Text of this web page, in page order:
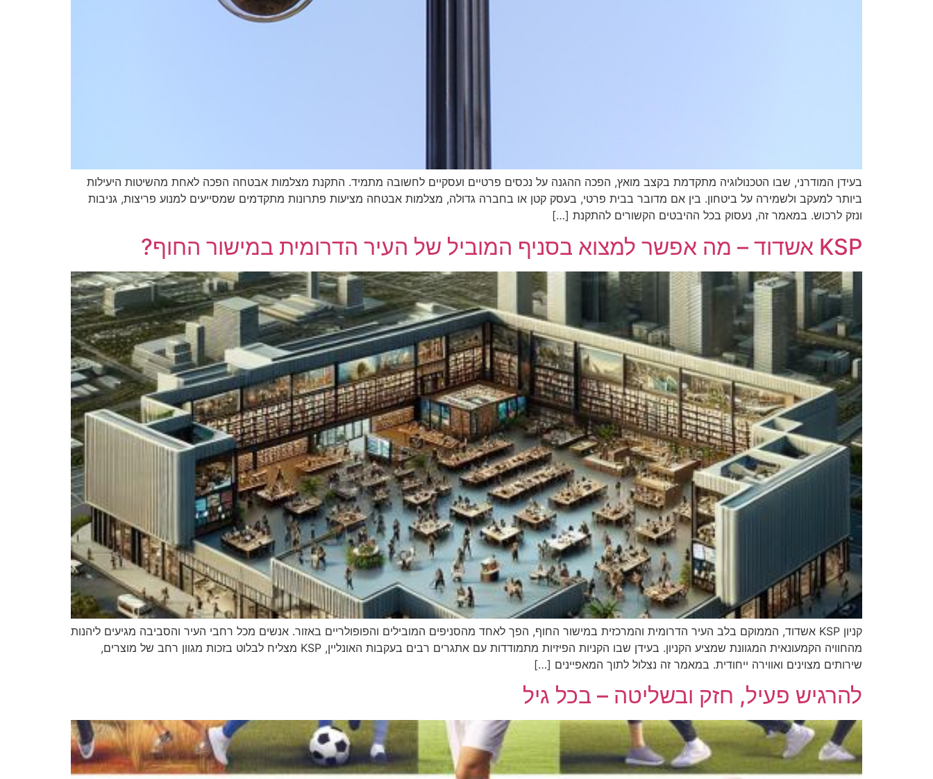
בעידן המודרני, שבו הטכנולוגיה מתקדמת בקצב מואץ, הפכה ההגנה על נכסים פרטיים ועסקיים לחשובה מתמיד. התקנת מצלמות אבטחה הפכה לאחת מהשיטות היעילות
ביותר למעקב ולשמירה על ביטחון. בין אם מדובר בבית פרטי, בעסק קטן או בחברה גדולה, מצלמות אבטחה מציעות פתרונות מתקדמים שמסייעים למנוע פריצות, גניבות
ונזק לרכוש. במאמר זה, נעסוק בכל ההיבטים הקשורים להתקנת […]
KSP אשדוד – מה אפשר למצוא בסניף המוביל של העיר הדרומית במישור החוף?
קניון KSP אשדוד, הממוקם בלב העיר הדרומית והמרכזית במישור החוף, הפך לאחד מהסניפים המובילים והפופולריים באזור. אנשים מכל רחבי העיר והסביבה מגיעים ליהנות
מהחוויה הקמעונאית המגוונת שמציע הקניון. בעידן שבו הקניות הפיזיות מתמודדות עם אתגרים רבים בעקבות האונליין, KSP מצליח לבלוט בזכות מגוון רחב של מוצרים,
שירותים מצוינים ואווירה ייחודית. במאמר זה נצלול לתוך המאפיינים […]
להרגיש פעיל, חזק ובשליטה – בכל גיל